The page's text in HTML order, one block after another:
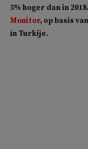
5% hoger dan in
Monitor, op basis
in Turkije.